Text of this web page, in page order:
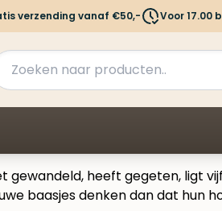
verzending vanaf €50,- Voor 17.00
heeft gegeten, ligt
baasjes denken dan dat